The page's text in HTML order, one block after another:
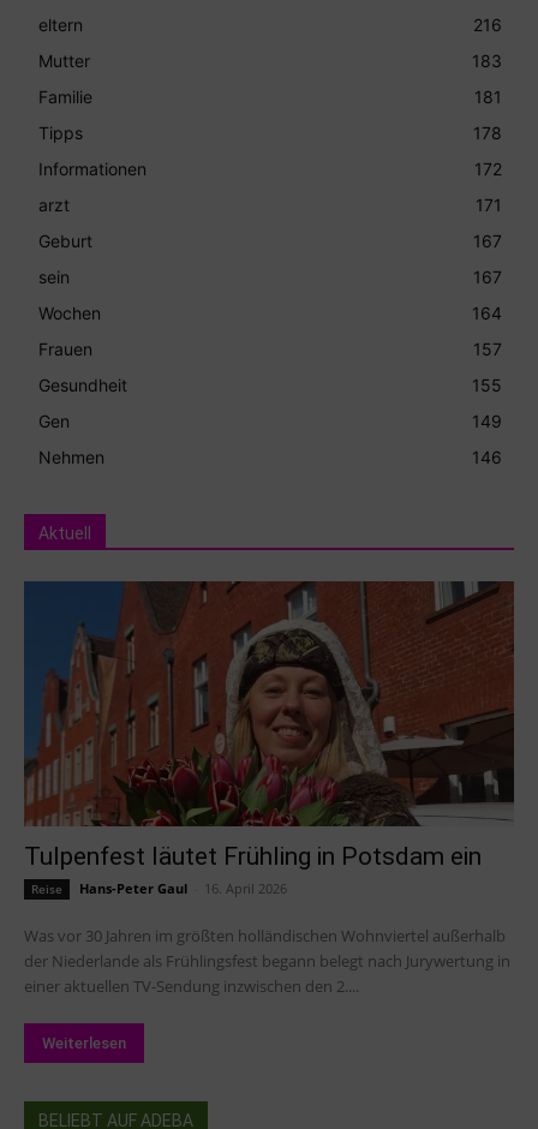
eltern
216
Mutter
183
Familie
181
Tipps
178
Informationen
172
arzt
171
Geburt
167
sein
167
Wochen
164
Frauen
157
Gesundheit
155
Gen
149
Nehmen
146
Aktuell
Tulpenfest läutet Frühling in Potsdam ein
Reise Hans-Peter Gaul 16. April 2026
Was vor 30 Jahren im größten holländischen Wohnviertel außerhalb
der Niederlande als Frühlingsfest begann belegt nach Jurywertung in
einer aktuellen TV-Sendung inzwischen den 2....
Weiterlesen
BELIEBT AUF ADEBA